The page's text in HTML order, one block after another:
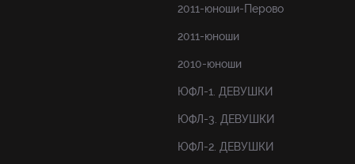
2011-юноши-Перово
2011-юноши
2010-юноши
ЮФЛ-1. ДЕВУШКИ
ЮФЛ-3. ДЕВУШКИ
ЮФЛ-2. ДЕВУШКИ